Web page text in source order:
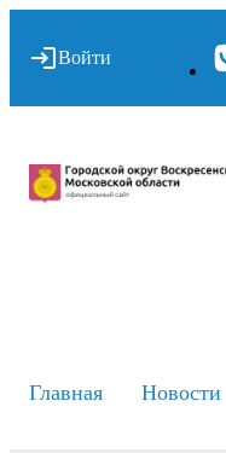
Войти
Главная Новости